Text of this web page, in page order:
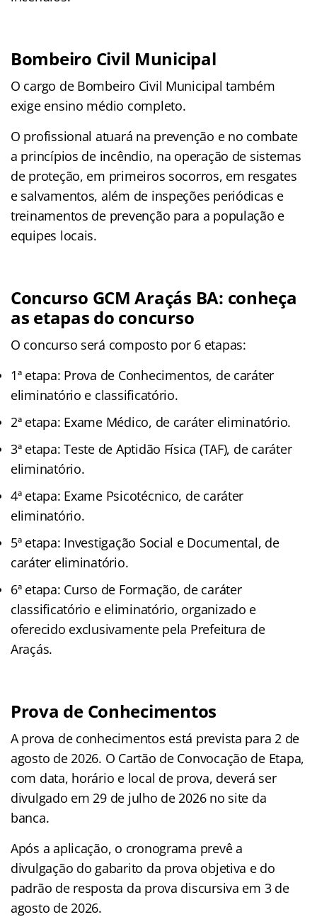
Bombeiro Civil Municipal
O cargo de Bombeiro Civil Municipal também
exige ensino médio completo.
O profissional atuará na prevenção e no combate
a princípios de incêndio, na operação de sistemas
de proteção, em primeiros socorros, em resgates
e salvamentos, além de inspeções periódicas e
treinamentos de prevenção para a população e
equipes locais.
Concurso GCM Araçás BA: conheça
as etapas do concurso
O concurso será composto por 6 etapas:
1ª etapa: Prova de Conhecimentos, de caráter
eliminatório e classificatório.
2ª etapa: Exame Médico, de caráter eliminatório.
3ª etapa: Teste de Aptidão Física (TAF), de caráter
eliminatório.
4ª etapa: Exame Psicotécnico, de caráter
eliminatório.
5ª etapa: Investigação Social e Documental, de
caráter eliminatório.
6ª etapa: Curso de Formação, de caráter
classificatório e eliminatório, organizado e
oferecido exclusivamente pela Prefeitura de
Araçás.
Prova de Conhecimentos
A prova de conhecimentos está prevista para 2 de
agosto de 2026. O Cartão de Convocação de Etapa,
com data, horário e local de prova, deverá ser
divulgado em 29 de julho de 2026 no site da
banca.
Após a aplicação, o cronograma prevê a
divulgação do gabarito da prova objetiva e do
padrão de resposta da prova discursiva em 3 de
agosto de 2026.